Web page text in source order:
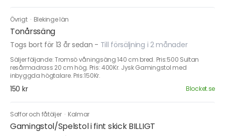
Övrigt · Blekinge län
Tonårssäng
Togs bort för 13 år sedan - Till försäljning i 2 månader
Säljer följande: Tromsö våningsäng 140 cm bred. Pris:500 Sultan
resårmadrass 20 cm hög. Pris: 400Kr. Jysk Gamingstol med
inbyggda högtalare. Pris:150Kr.
150 kr Blocket.se
Soffor och fåtöljer · Kalmar
Gamingstol/Spelstol i fint skick BILLIGT